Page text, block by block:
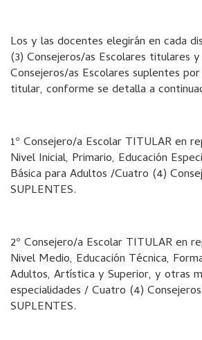
Los y las docentes elegirán en cada
(3) Consejeros/as Escolares titulares
Consejeros/as Escolares suplentes
titular, conforme se detalla a
1º Consejero/a Escolar TITULAR en
Nivel Inicial, Primario, Educación
Básica para Adultos /Cuatro (4)
SUPLENTES.
2º Consejero/a Escolar TITULAR en
Nivel Medio, Educación Técnica,
Adultos, Artística y Superior, y otras
especialidades / Cuatro (4)
SUPLENTES.